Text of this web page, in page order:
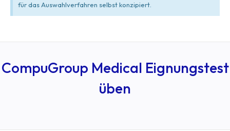
für das Auswahlverfahren selbst konzipiert.
CompuGroup Medical Eignungstest
üben